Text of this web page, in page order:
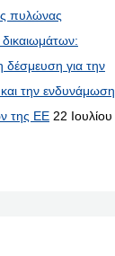
πυλώνας
δέσμευση για την
την ενδυνάμωση
της ΕΕ 22 Ιουλίου